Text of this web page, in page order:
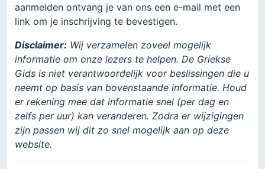
aanmelden ontvang je van ons een e-mail met een
link om je inschrijving te bevestigen.
Disclaimer: Wij verzamelen zoveel mogelijk
informatie om onze lezers te helpen. De Griekse
Gids is niet verantwoordelijk voor beslissingen die u
neemt op basis van bovenstaande informatie. Houd
er rekening mee dat informatie snel (per dag en
zelfs per uur) kan veranderen. Zodra er wijzigingen
zijn passen wij dit zo snel mogelijk aan op deze
website.